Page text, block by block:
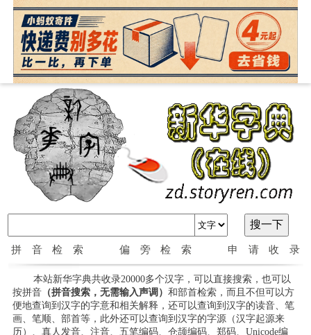
拼音检索 偏旁检索 申请收录
本站新华字典共收录20000多个汉字，可以直接搜索，也可以
按拼音（拼音搜索，无需输入声调） 和部首检索，而且不但可以方
便地查询到汉字的字意和相关解释，还可以查询到汉字的读音、笔
画、笔顺、部首等，此外还可以查询到汉字的字源（汉字起源来
历）、真人发音、注音、五笔编码、仓颉编码、郑码、Unicode编